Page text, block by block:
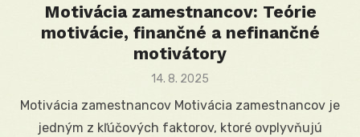
Motivácia zamestnancov: Teórie
motivácie, finančné a nefinančné
motivátory
Posted
14. 8. 2025
Motivácia zamestnancov Motivácia zamestnancov je
jedným z kľúčových faktorov, ktoré ovplyvňujú